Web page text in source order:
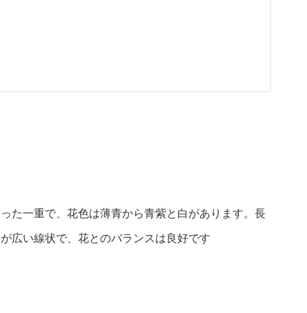
た一重で、花色は薄青から青紫と白があります。長
広い線状で、花とのバランスは良好です